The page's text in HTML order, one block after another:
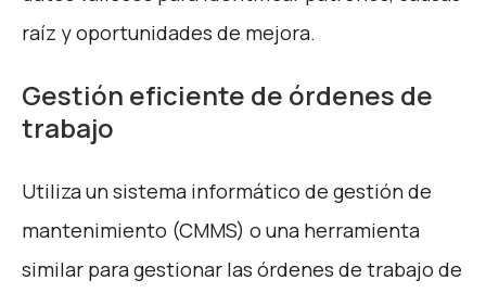
raíz y oportunidades de mejora.
Gestión eficiente de órdenes de
trabajo
Utiliza un sistema informático de gestión de
mantenimiento (CMMS) o una herramienta
similar para gestionar las órdenes de trabajo de